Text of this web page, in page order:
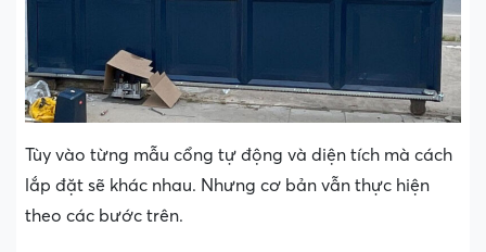
Tùy vào từng mẫu cổng tự động và diện tích mà cách
lắp đặt sẽ khác nhau. Nhưng cơ bản vẫn thực hiện
theo các bước trên.